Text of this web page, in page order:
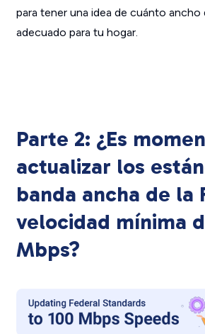
para tener una idea de cuánto ancho
adecuado para tu hogar.
Parte 2: ¿Es
actualizar los
banda ancha de la
velocidad mínima
Mbps?